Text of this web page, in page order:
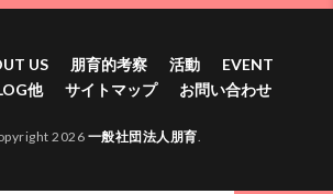
US 朋育的考察 活動
EVENT
他 サイトマップ お問い合わせ
2026 一般社団法人朋育